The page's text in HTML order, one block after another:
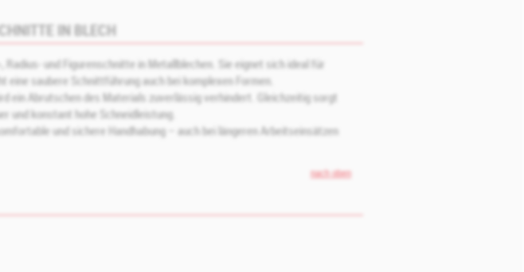
IN BLECH
und Figurenschnitte in Metallblechen. Sie eignet sich ideal für
eine saubere Schnittführung auch bei komplexen Formen.
ein Abrutschen des Materials zuverlässig verhindert. Gleichzeitig sorgt
und konstant hohe Schneidleistung.
und sichere Handhabung – auch bei längeren Arbeitseinsätzen
nach oben